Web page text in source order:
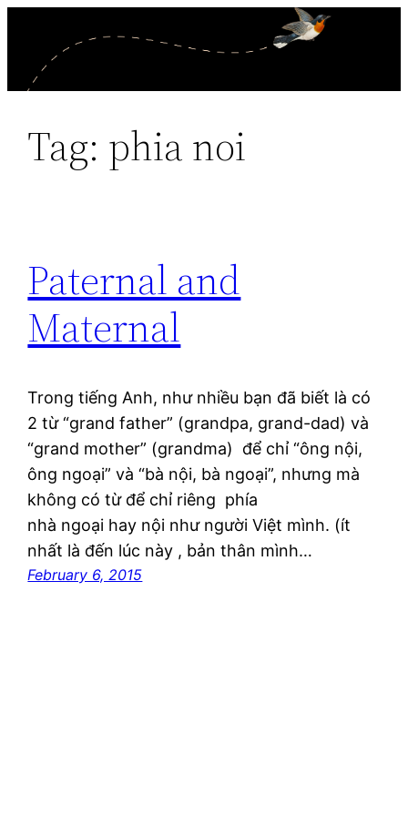
content
Tag: phia noi
Paternal and
Maternal
Trong tiếng Anh, như nhiều bạn đã biết là có
2 từ “grand father” (grandpa, grand-dad) và
“grand mother” (grandma) để chỉ “ông nội,
ông ngoại” và “bà nội, bà ngoại”, nhưng mà
không có từ để chỉ riêng phía
nhà ngoại hay nội như người Việt mình. (ít
nhất là đến lúc này , bản thân mình…
February 6, 2015